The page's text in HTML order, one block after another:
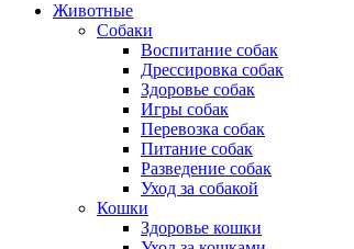
Животные
Собаки
Воспитание собак
Дрессировка собак
Здоровье собак
Игры собак
Перевозка собак
Питание собак
Разведение собак
Уход за собакой
Кошки
Здоровье кошки